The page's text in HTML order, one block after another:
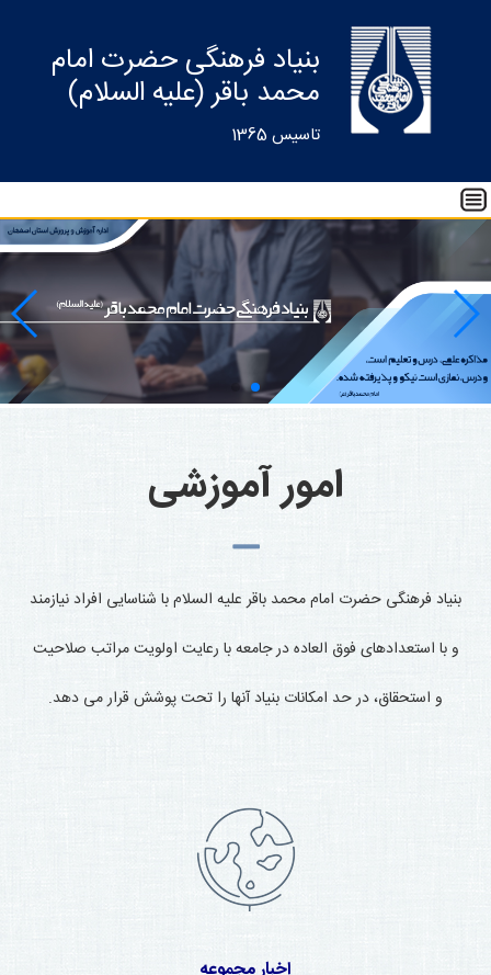
بنیاد فرهنگی حضرت امام
محمد باقر (علیه السلام)
تاسیس 1365
امور آموزشی
بنیاد فرهنگی حضرت امام محمد باقر علیه السلام با شناسایی افراد نیازمند
و با استعدادهای فوق العاده در جامعه با رعایت اولویت مراتب صلاحیت
و استحقاق، در حد امکانات بنیادآنها را تحت پوشش قرار می دهد.